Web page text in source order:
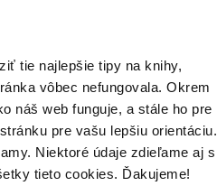
tie najlepšie tipy na knihy,
vôbec nefungovala. Okrem
náš web funguje, a stále ho pre
pre vašu lepšiu orientáciu.
Niektoré údaje zdieľame aj s
tieto cookies. Ďakujeme!